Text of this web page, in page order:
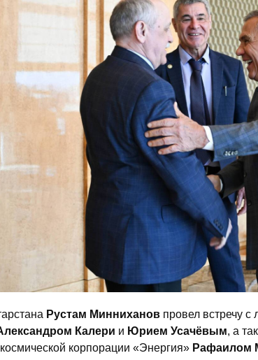
Рустам Минниханов провел встречу
Калери и Юрием Усачёвым, а
корпорации «Энергия» Рафаилом